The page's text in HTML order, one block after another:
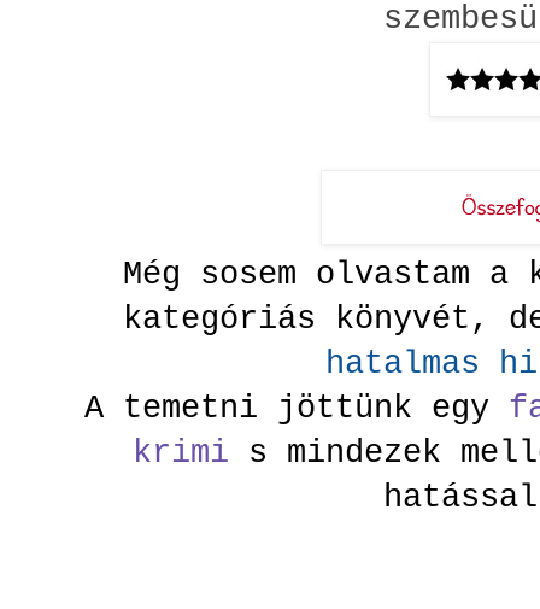
Még sosem olvastam a
kategóriás könyvét,
hatalmas
A temetni jöttünk egy
krimi s mindezek